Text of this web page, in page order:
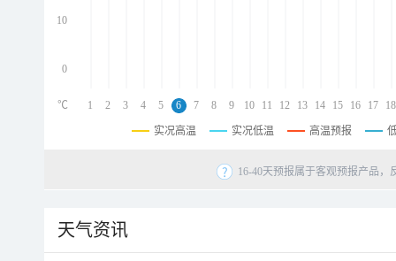
10
0
1 2 3 4 5 6 7 8 9 10 11 12 13 14 15 16 17 18
℃
实况高温 实况低温 高温预报
16-40天预报属于客观预报产品
天气资讯